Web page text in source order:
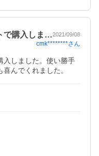
で購入しま…2021/09/08
cmk********さん
入しました。使い勝手
んでくれました。